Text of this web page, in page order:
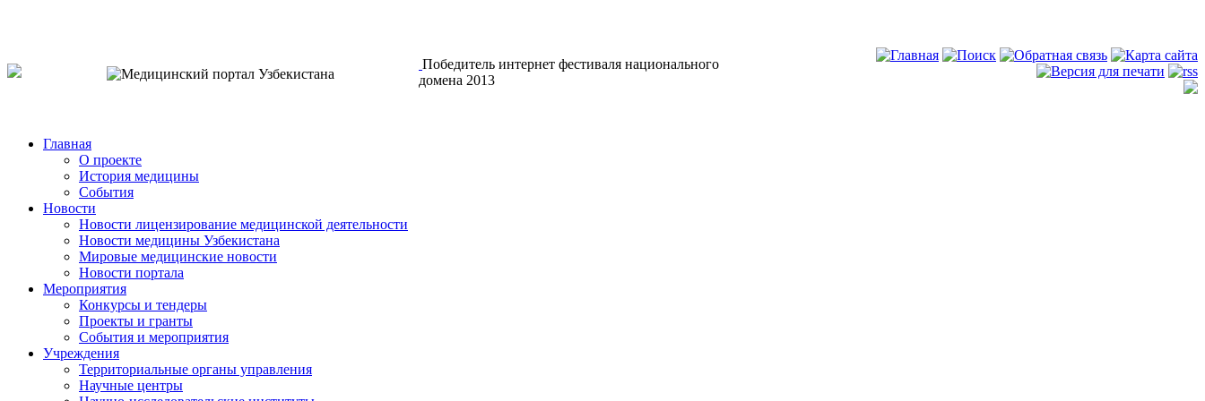
Победитель интернет фестиваля национального
домена 2013
Главная
О проекте
История медицины
События
Новости
Новости лицензирование медицинской деятельности
Новости медицины Узбекистана
Мировые медицинские новости
Новости портала
Мероприятия
Конкурсы и тендеры
Проекты и гранты
События и мероприятия
Учреждения
Территориальные органы управления
Научные центры